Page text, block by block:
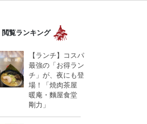
閲覧ランキング
【ランチ】コスパ
最強の「お得ラン
チ」が、夜にも登
場！「焼肉茶屋
暖庵・麵屋食堂
剛力」